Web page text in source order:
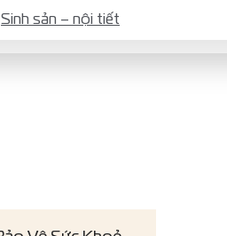
Sinh sản – nội tiết